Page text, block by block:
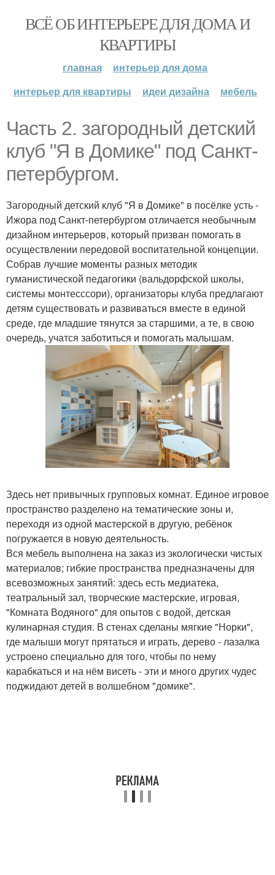
ВСЁ ОБ ИНТЕРЬЕРЕ ДЛЯ ДОМА И
КВАРТИРЫ
главная
интерьер для дома
интерьер для квартиры
идеи дизайна мебель
Часть 2. загородный детский
клуб "Я в Домике" под Санкт-
петербургом.
Загородный детский клуб "Я в Домике" в посёлке усть -
Ижора под Санкт-петербургом отличается необычным
дизайном интерьеров, который призван помогать в
осуществлении передовой воспитательной концепции.
Собрав лучшие моменты разных методик
гуманистической педагогики (вальдорфской школы,
системы монтесссори), организаторы клуба предлагают
детям существовать и развиваться вместе в единой
среде, где младшие тянутся за старшими, а те, в свою
очередь, учатся заботиться и помогать малышам.
Здесь нет привычных групповых комнат. Единое игровое
пространство разделено на тематические зоны и,
переходя из одной мастерской в другую, ребёнок
погружается в новую деятельность.
Вся мебель выполнена на заказ из экологически чистых
материалов; гибкие пространства предназначены для
всевозможных занятий: здесь есть медиатека,
театральный зал, творческие мастерские, игровая,
"Комната Водяного" для опытов с водой, детская
кулинарная студия. В стенах сделаны мягкие "Норки",
где малыши могут прятаться и играть, дерево - лазалка
устроено специально для того, чтобы по нему
карабкаться и на нём висеть - эти и много других чудес
поджидают детей в волшебном "домике".